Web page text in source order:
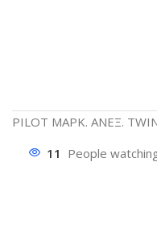
PILOT ΜΑΡΚ. ΑΝΕΞ.
11 People